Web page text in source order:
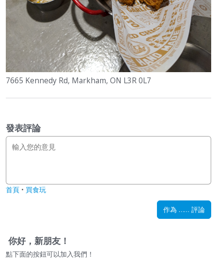
7665 Kennedy Rd, Markham, ON L3R 0L7
發表評論
首頁 • 買食玩
作為 …… 評論
你好，新朋友！
點下面的按鈕可以加入我們！